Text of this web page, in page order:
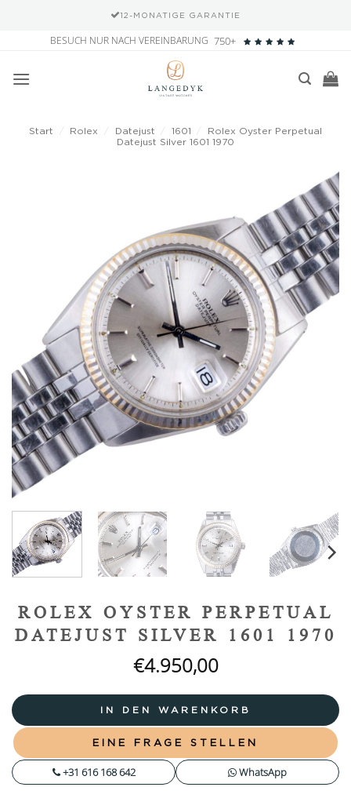
12-MONATIGE GARANTIE
springen
BESUCH NUR NACH VEREINBARUNG 750+
Start Rolex Datejust 1601
Rolex Oyster Perpetual
Datejust Silver 1601 1970
Add to
wishlist
ROLEX OYSTER PERPETUAL
DATEJUST SILVER 1601 1970
€4.950,00
IN DEN WARENKORB
EINE FRAGE STELLEN
+31 616 168 642 WhatsApp